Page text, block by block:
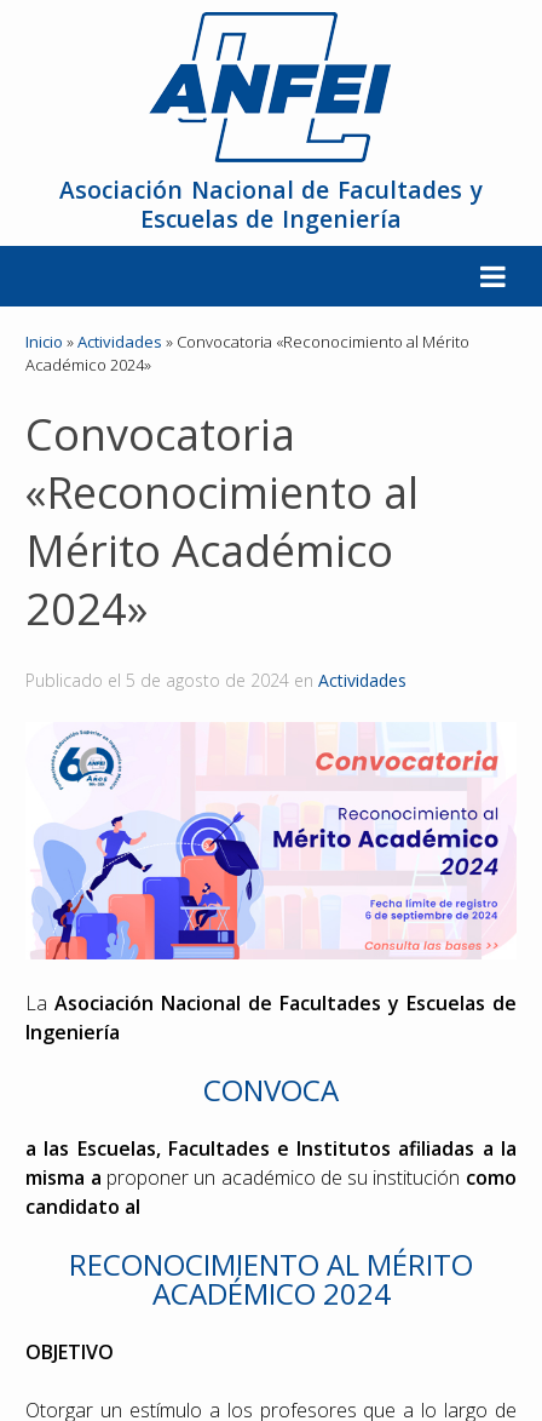
Asociación Nacional de Facultades y
Escuelas de Ingeniería
La ANFEI
Inicio »Actividades » Convocatoria «Reconocimiento al Mérito
Académico 2024»
Convocatoria
«Reconocimiento al
Mérito Académico
2024»
Publicado el 5 de agosto de 2024 enActividades
LaAsociación Nacional de Facultades y Escuelas de
Ingeniería
CONVOCA
a las Escuelas, Facultades e Institutos afiliadas a la
misma a proponer un académico de su institución como
candidato al
RECONOCIMIENTO AL MÉRITO
ACADÉMICO 2024
OBJETIVO
Otorgar un estímulo a los profesores que a lo largo de